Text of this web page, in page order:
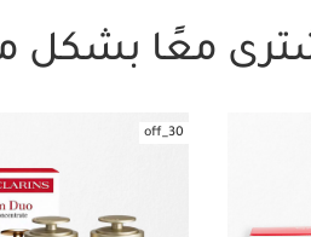
معًا بشكل
30_off